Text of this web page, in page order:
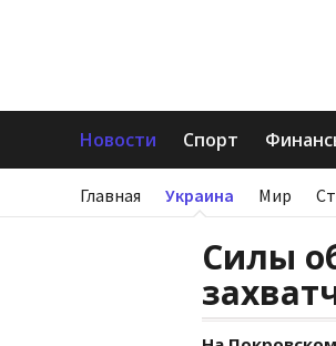
Новости Спорт
Главная Украина Мир
Силы